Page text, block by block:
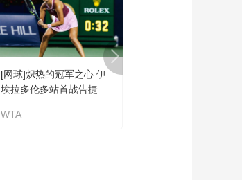
[网球]炽热的冠军之心 伊
埃拉多伦多站首战告捷
WTA